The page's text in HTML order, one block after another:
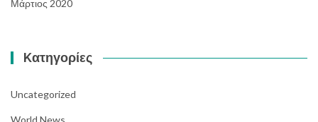
Μάρτιος 2020
Kατηγορίες
Uncategorized
World News